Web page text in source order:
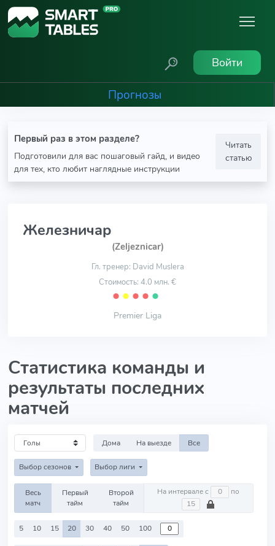
Войти
Прогнозы
Первый раз в этом разделе?
Подготовили для вас пошаговый гайд, и видео
для тех, кто любит наглядные инструкции
Читать
статью
Железничар
(Zeljeznicar)
Гл. тренер: David Muslera
Стоимость: 4.0 млн. €
⬤ ⬤ ⬤ ⬤ ⬤
Premier Liga
Статистика команды и
результаты последних
матчей
Дома На выезде Все
Выбор сезонов Выбор лиги
Весь
матч
Первый
тайм
Второй
тайм
На интервале с по
5 10 15 20 30 40 50 100